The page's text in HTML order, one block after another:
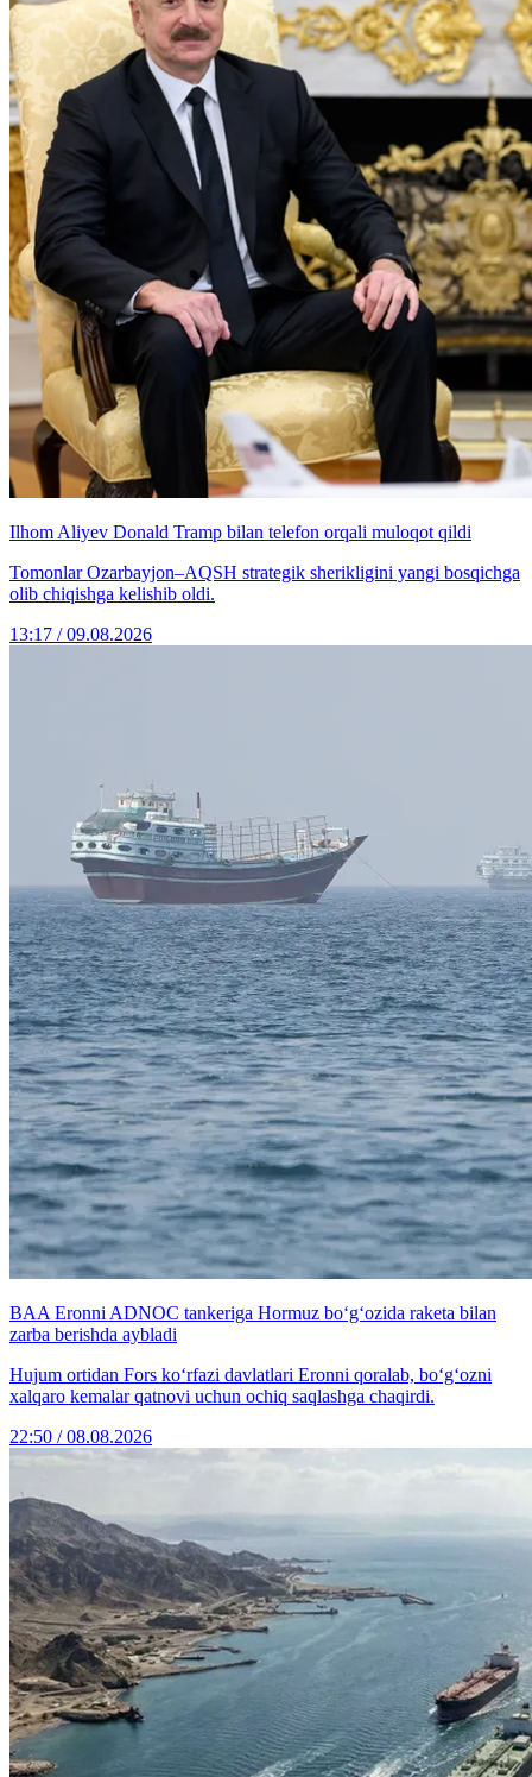
Ilhom Aliyev Donald Tramp bilan telefon orqali muloqot qildi
Tomonlar Ozarbayjon–AQSH strategik sherikligini yangi bosqichga
olib chiqishga kelishib oldi.
13:17 / 09.08.2026
BAA Eronni ADNOC tankeriga Hormuz bo‘g‘ozida raketa bilan
zarba berishda aybladi
Hujum ortidan Fors ko‘rfazi davlatlari Eronni qoralab, bo‘g‘ozni
xalqaro kemalar qatnovi uchun ochiq saqlashga chaqirdi.
22:50 / 08.08.2026